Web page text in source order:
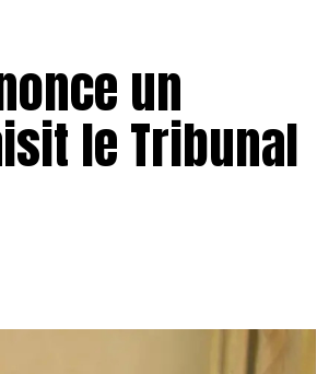
un
le Tribunal